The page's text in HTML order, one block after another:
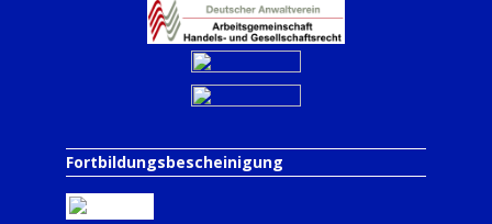
Fortbildungsbescheinigung